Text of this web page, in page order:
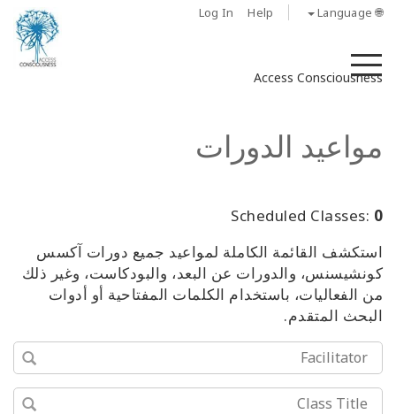
Log In Help 🌐 Language
Access Consciousness
مواعيد الدورات
Scheduled Classes: 0
استكشف القائمة الكاملة لمواعيد جميع دورات آكسس
كونشيسنس، والدورات عن البعد، والبودكاست، وغير ذلك
من الفعاليات، باستخدام الكلمات المفتاحية أو أدوات
البحث المتقدم.